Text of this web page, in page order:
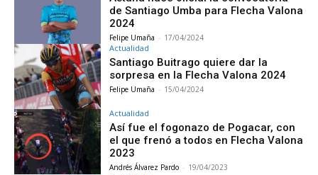
de Santiago Umba para Flecha Valona
2024
Felipe Umaña - 17/04/2024
Actualidad
Santiago Buitrago quiere dar la
sorpresa en la Flecha Valona 2024
Felipe Umaña - 15/04/2024
Actualidad
Así fue el fogonazo de Pogacar, con
el que frenó a todos en Flecha Valona
2023
Andrés Álvarez Pardo - 19/04/2023